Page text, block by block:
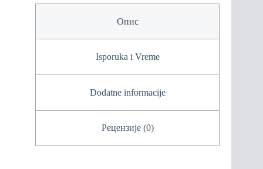
Опис
Isporuka i Vreme
Dodatne informacije
Рецензије (0)